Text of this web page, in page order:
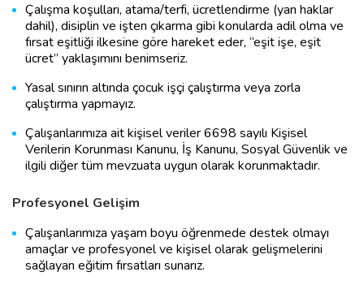
Çalışma koşulları, atama/terfi, ücretlendirme (yan haklar
dahil), disiplin ve işten çıkarma gibi konularda adil olma ve
fırsat eşitliği ilkesine göre hareket eder, “eşit işe, eşit
ücret” yaklaşımını benimseriz.
Yasal sınırın altında çocuk işçi çalıştırma veya zorla
çalıştırma yapmayız.
Çalışanlarımıza ait kişisel veriler 6698 sayılı Kişisel
Verilerin Korunması Kanunu, İş Kanunu, Sosyal Güvenlik ve
ilgili diğer tüm mevzuata uygun olarak korunmaktadır.
Profesyonel Gelişim
Çalışanlarımıza yaşam boyu öğrenmede destek olmayı
amaçlar ve profesyonel ve kişisel olarak gelişmelerini
sağlayan eğitim fırsatları sunarız.